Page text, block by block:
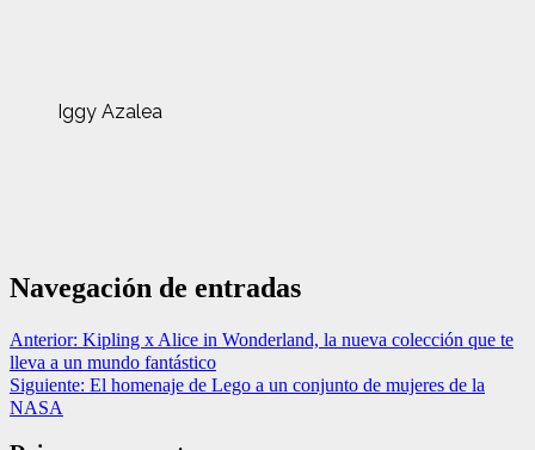
Iggy Azalea
Navegación de entradas
Anterior: Kipling x Alice in Wonderland, la nueva colección que te
lleva a un mundo fantástico
Siguiente: El homenaje de Lego a un conjunto de mujeres de la
NASA